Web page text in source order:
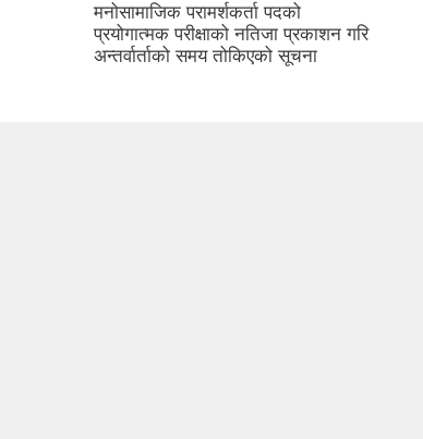
मनोसामाजिक परामर्शकर्ता पदको
प्रयोगात्मक परीक्षाको नतिजा प्रकाशन गरि
अन्तर्वार्ताको समय तोकिएको सूचना